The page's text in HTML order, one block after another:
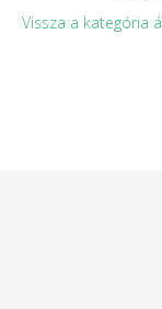
Vissza a kategória